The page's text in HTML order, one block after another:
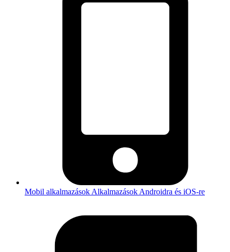
Mobil alkalmazások Alkalmazások Androidra és iOS-re